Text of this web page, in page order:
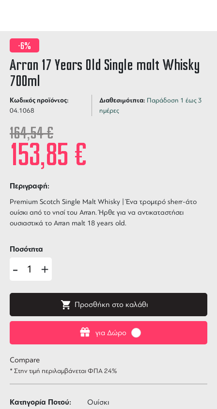
-6%
Arran 17 Years Old Single malt Whisky
700ml
Κωδικός προϊόντος:
04.1068
Διαθεσιμότητα: Παράδοση 1 έως 3
ημέρες
164,54€
153,85€
Περιγραφή:
Premium Scotch Single Malt Whisky | Ένα τρομερό sherr-άτο
ουίσκι από το νησί του Arran. Ήρθε για να αντικαταστήσει
ουσιαστικά το Arran malt 18 years old.
για Δώρο
Ποσότητα
- +
Προσθήκη στο καλάθι
Compare
* Στην τιμή περιλαμβάνεται ΦΠΑ 24%
Κατηγορία Ποτού: Ουίσκι